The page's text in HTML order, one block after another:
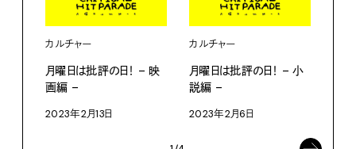
カルチャー
月曜日は批評の日！ – 映
画編 –
2023年2月13日
カルチャー
月曜日は批評の日！ – 小
説編 –
2023年2月6日